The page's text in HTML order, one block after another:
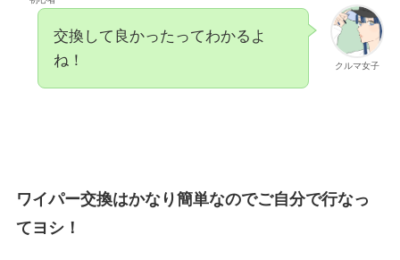
クルマ女子
交換して良かったってわかるよ
ね！
ワイパー交換はかなり簡単なのでご自分で行なっ
てヨシ！